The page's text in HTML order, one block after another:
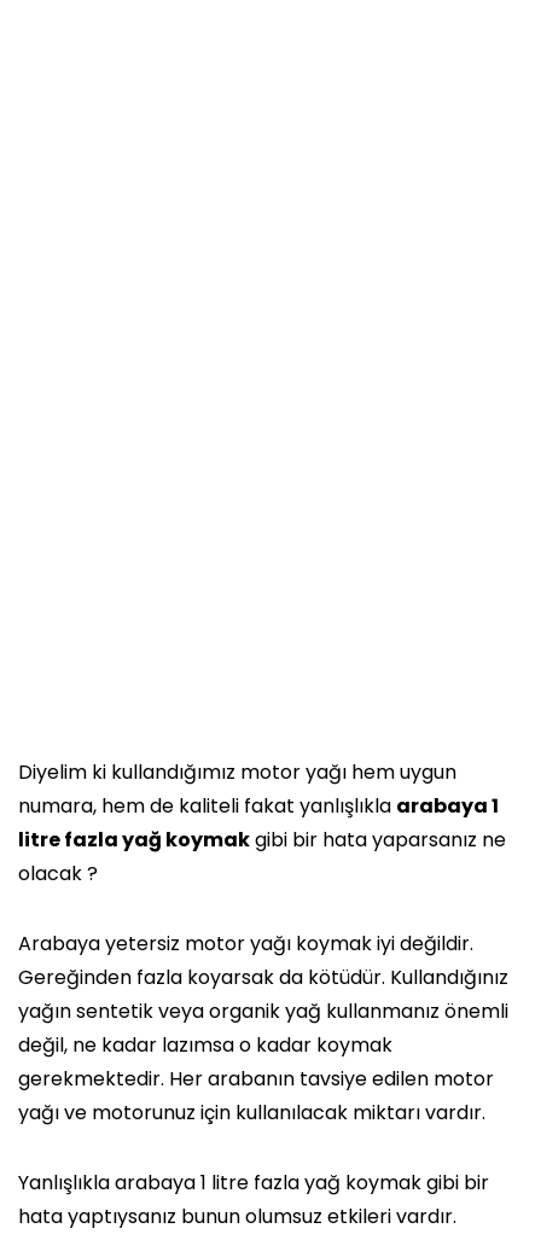
Diyelim ki kullandığımız motor yağı hem uygun
numara, hem de kaliteli fakat yanlışlıkla arabaya 1
litre fazla yağ koymakgibi bir hata yaparsanız ne
olacak ?
Arabaya yetersiz motor yağı koymak iyi değildir.
Gereğinden fazla koyarsak da kötüdür. Kullandığınız
yağın sentetik veya organik yağ kullanmanız önemli
değil, ne kadar lazımsa o kadar koymak
gerekmektedir. Her arabanın tavsiye edilen motor
yağı ve motorunuz için kullanılacak miktarı vardır.
Yanlışlıkla arabaya 1 litre fazla yağ koymak gibi bir
hata yaptıysanız bunun olumsuz etkileri vardır.